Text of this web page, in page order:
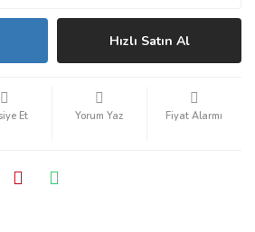
Hızlı Satın Al
Et Yorum Yaz Fiyat Alarmı